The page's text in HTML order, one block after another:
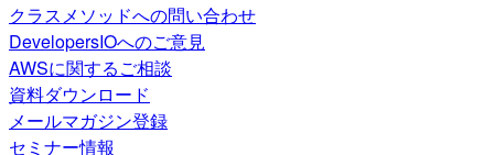
クラスメソッドへの問い合わせ
DevelopersIOへのご意見
AWSに関するご相談
資料ダウンロード
メールマガジン登録
セミナー情報